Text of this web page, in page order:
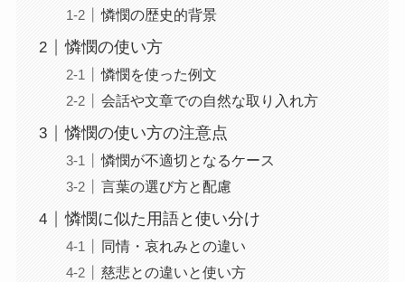
憐憫の歴史的背景
憐憫の使い方
憐憫を使った例文
会話や文章での自然な取り入れ方
憐憫の使い方の注意点
憐憫が不適切となるケース
言葉の選び方と配慮
憐憫に似た用語と使い分け
同情・哀れみとの違い
慈悲との違いと使い方